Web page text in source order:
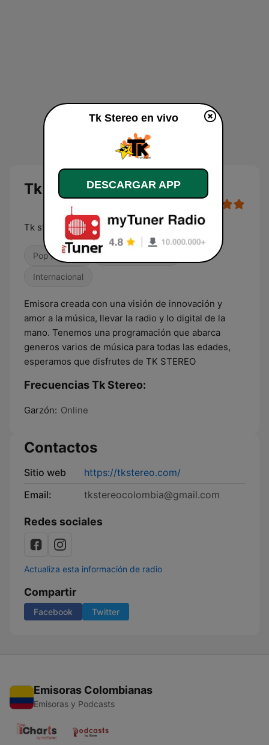
Tk Stereo en vivo
Tk stereo te lleva a las estrellas
Pop / Top 40
Internacional
Emisora creada con una visión de innovación y
amor a la música, llevar la radio y lo digital de la
mano. Tenemos una programación que abarca
generos varios de música para todas las edades,
esperamos que disfrutes de TK STEREO
Frecuencias Tk Stereo:
Garzón: Online
Contactos
Sitio web
https://tkstereo.com/
Email:
tkstereocolombia@gmail.com
Redes sociales
Actualiza esta información de radio
Compartir
Facebook Twitter
Emisoras Colombianas
Emisoras y Podcasts
Tk Stereo en vivo
DESCARGAR APP